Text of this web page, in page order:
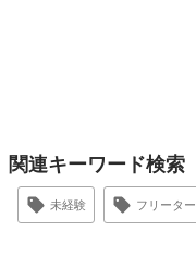
関連キーワード検索
未経験 フリーター